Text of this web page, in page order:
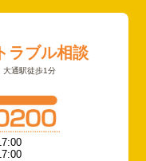
ラブル相談
大通駅徒歩1分